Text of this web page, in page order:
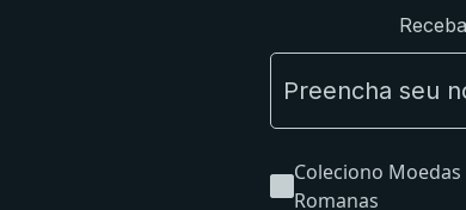
Coleciono Moedas
Romanas